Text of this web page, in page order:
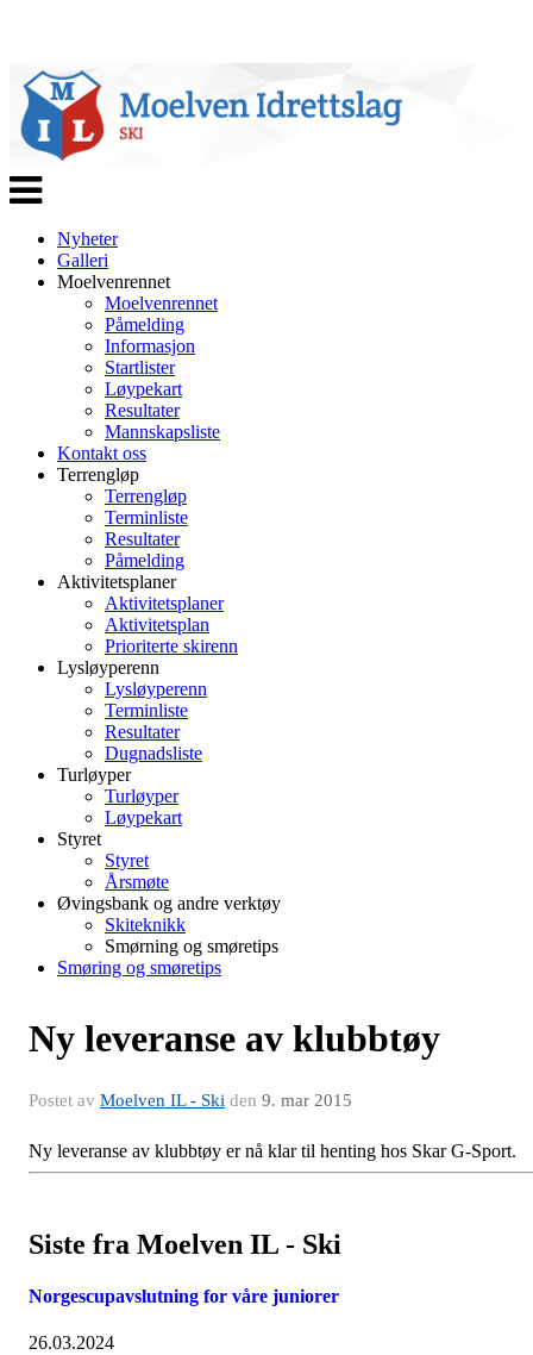
Veksle
navigasjon
Nyheter
Galleri
Moelvenrennet
Moelvenrennet
Påmelding
Informasjon
Startlister
Løypekart
Resultater
Mannskapsliste
Kontakt oss
Terrengløp
Terrengløp
Terminliste
Resultater
Påmelding
Aktivitetsplaner
Aktivitetsplaner
Aktivitetsplan
Prioriterte skirenn
Lysløyperenn
Lysløyperenn
Terminliste
Resultater
Dugnadsliste
Turløyper
Turløyper
Løypekart
Styret
Styret
Årsmøte
Øvingsbank og andre verktøy
Skiteknikk
Smørning og smøretips
Smøring og smøretips
Ny leveranse av klubbtøy
Postet av Moelven IL - Ski den 9. mar 2015
Ny leveranse av klubbtøy er nå klar til henting hos Skar G-Sport.
Siste fra Moelven IL - Ski
Norgescupavslutning for våre juniorer
26.03.2024